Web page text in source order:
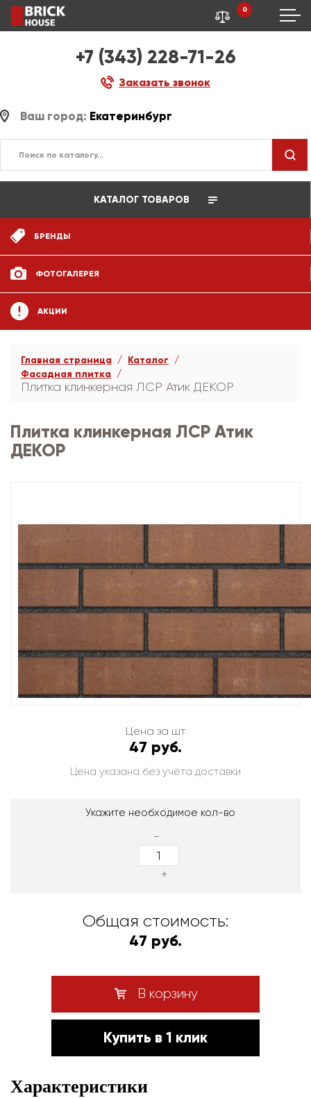
+7 (343) 228-71-26
Заказать звонок
0
Ваш город: Екатеринбург
КАТАЛОГ ТОВАРОВ
БРЕНДЫ
ФОТОГАЛЕРЕЯ
АКЦИИ
Главная страница
Каталог
Фасадная плитка
Плитка клинкерная ЛСР Атик ДЕКОР
Плитка клинкерная ЛСР Атик
ДЕКОР
Цена за шт
47 руб.
Цена указана без учёта доставки
Укажите необходимое кол-во
-
+
Общая стоимость:
47 руб.
В корзину
Купить в 1 клик
Характеристики